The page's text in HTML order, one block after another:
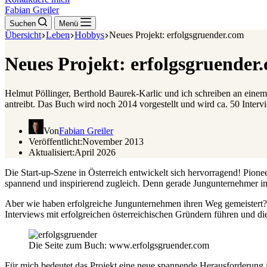
Fabian Greiler
Suchen Menü
Übersicht Leben Hobbys Neues Projekt: erfolgsgruender.com
Neues Projekt:
Helmut Pöllinger, Berthold Baurek-Karlic und ich schreiben an
antreibt. Das Buch wird noch 2014 vorgestellt und wird ca. 50
VonFabian Greiler
Veröffentlicht:November 2013
Aktualisiert:April 2026
Die Start-up-Szene in Österreich entwickelt sich hervorragend!
spannend und inspirierend zugleich. Denn gerade Jungunternehmer
Aber wie haben erfolgreiche Jungunternehmen ihren Weg
Interviews mit erfolgreichen österreichischen Gründern führen und
Die Seite zum Buch: www.erfolgsgruender.com